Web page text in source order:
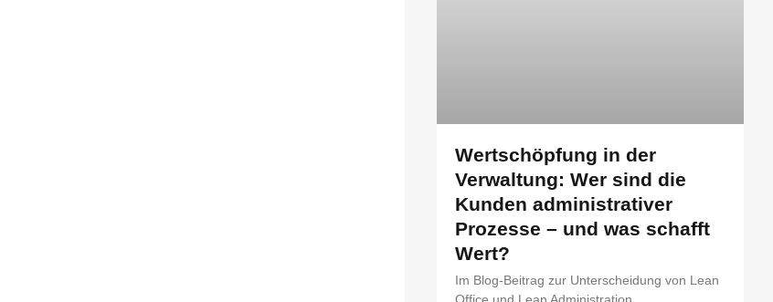
Wertschöpfung in der
Verwaltung: Wer sind die
Kunden administrativer
Prozesse – und was schafft
Wert?
Im Blog-Beitrag zur Unterscheidung von Lean